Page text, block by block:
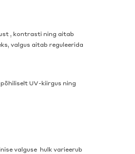
, kontrasti ning aitab
valgus aitab reguleerida
UV-kiirgus ning
valguse hulk varieerub